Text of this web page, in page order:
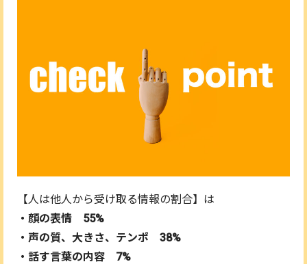
【人は他人から受け取る情報の割合】は
・顔の表情 55%
・声の質、大きさ、テンポ 38%
・話す言葉の内容 7%